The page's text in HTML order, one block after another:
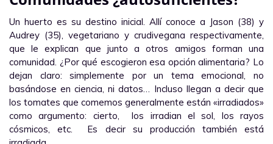
Un huerto es su destino inicial. Allí conoce a Jason (38) y
Audrey (35), vegetariano y crudivegana respectivamente,
que le explican que junto a otros amigos forman una
comunidad. ¿Por qué escogieron esa opción alimentaria? Lo
dejan claro: simplemente por un tema emocional, no
basándose en ciencia, ni datos… Incluso llegan a decir que
los tomates que comemos generalmente están «irradiados»
como argumento: cierto, los irradian el sol, los rayos
cósmicos, etc. Es decir su producción también está